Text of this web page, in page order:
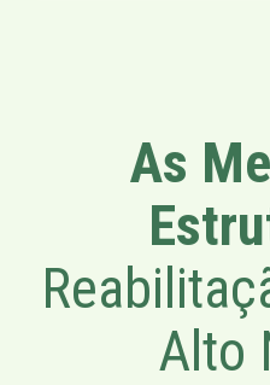
As
Alto